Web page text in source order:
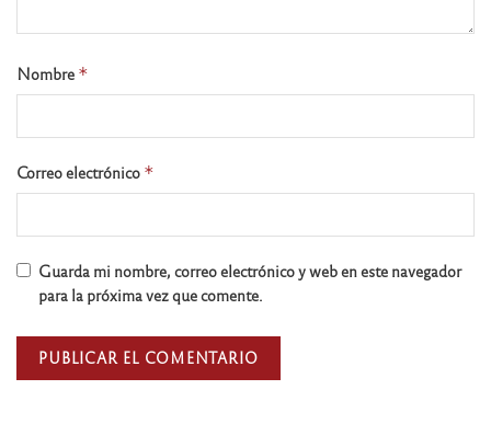
Nombre *
Correo electrónico *
Guarda mi nombre, correo electrónico y web en este navegador
para la próxima vez que comente.